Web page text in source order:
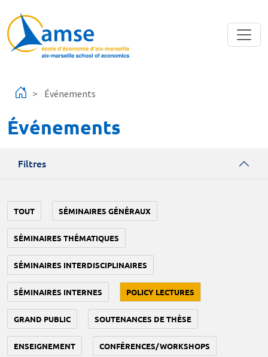
Événements
Événements
Filtres
TOUT SÉMINAIRES GÉNÉRAUX
SÉMINAIRES THÉMATIQUES
SÉMINAIRES INTERDISCIPLINAIRES
SÉMINAIRES INTERNES POLICY LECTURES
GRAND PUBLIC SOUTENANCES DE THÈSE
ENSEIGNEMENT CONFÉRENCES/WORKSHOPS